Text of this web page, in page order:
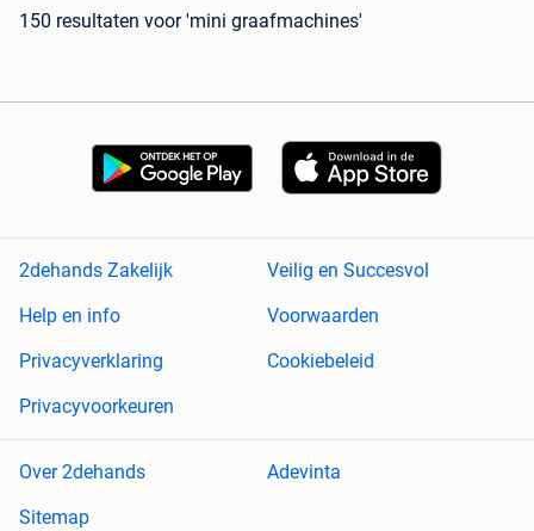
150 resultaten voor 'mini graafmachines'
2dehands Zakelijk
Veilig en Succesvol
Help en info
Voorwaarden
Privacyverklaring
Cookiebeleid
Privacyvoorkeuren
Over 2dehands
Adevinta
Sitemap